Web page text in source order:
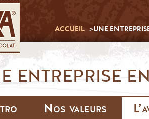
ACCUEIL UNE
ENTREPRISE
Nos valeurs